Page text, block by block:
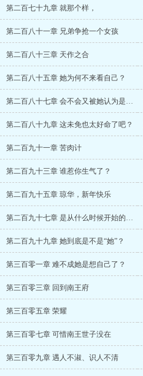
第二百七十九章 就那个样，
第二百八十一章 兄弟争抢一个女孩
第二百八十三章 天作之合
第二百八十五章 她为何不来看自己？
第二百八十七章 会不会又被她认为是登徒子
第二百八十九章 这未免也太好命了吧？
第二百九十一章 苦肉计
第二百九十三章 谁惹你生气了？
第二百九十五章 琼华，新年快乐
第二百九十七章 是从什么时候开始的呢？
第二百九十九章 她到底是不是“她”？
第三百零一章 难不成她是想自己了？
第三百零三章 回到南王府
第三百零五章 荣耀
第三百零七章 可惜南王世子没在
第三百零九章 遇人不淑、识人不清